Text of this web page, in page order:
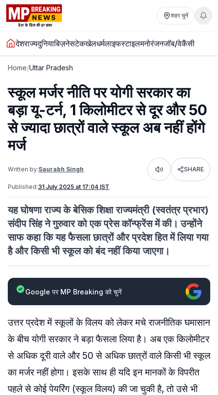
शहर चुनें
देशराज्यदुनियाबिज़नेसटेकखेलधर्मलाइफस्टाइलमनोरंजनजॉब/वेकैंसी
Home/Uttar Pradesh
स्कूल मर्जर नीति पर योगी सरकार का
बड़ा यू-टर्न, 1 किलोमीटर से दूर और 50
से ज्यादा छात्रों वाले स्कूल अब नहीं होंगे
मर्ज
Written by:Saurabh Singh Listen SHARE
Published:31 July 2025 at 17:04 IST
यह घोषणा राज्य के बेसिक शिक्षा राज्यमंत्री (स्वतंत्र प्रभार)
संदीप सिंह ने गुरुवार को एक प्रेस कॉन्फ्रेंस में की। उन्होंने
साफ कहा कि यह फैसला छात्रों और प्रदेश हित में लिया गया
है और किसी भी स्कूल को बंद नहीं किया जाएगा।
Google पर MP Breaking को चुनें
उत्तर प्रदेश में स्कूलों के विलय को लेकर मचे राजनीतिक घमासान
के बीच योगी सरकार ने बड़ा फैसला लिया है। अब एक किलोमीटर
से अधिक दूरी वाले और 50 से अधिक छात्रों वाले किसी भी स्कूल
का मर्जर नहीं होगा। इसके साथ ही यदि इन मानकों के विपरीत
पहले से कोई पेयरिंग (स्कूल विलय) की जा चुकी है, तो उसे भी